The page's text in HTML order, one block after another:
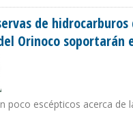
de hidrocarburos
Orinoco soportarán
poco escépticos acerca de